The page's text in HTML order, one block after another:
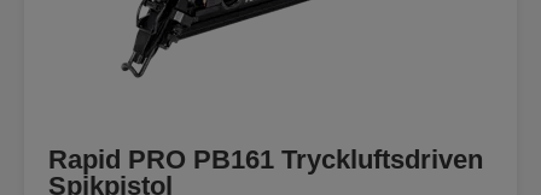
Rapid PRO PB161 Tryckluftsdriven
Spikpistol